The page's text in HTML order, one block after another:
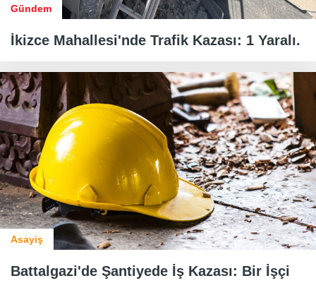
Gündem
İkizce Mahallesi'nde Trafik Kazası: 1 Yaralı.
Asayiş
Battalgazi'de Şantiyede İş Kazası: Bir İşçi